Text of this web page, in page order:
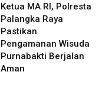
Ketua MA RI, Polresta
Palangka Raya
Pastikan
Pengamanan Wisuda
Purnabakti Berjalan
Aman